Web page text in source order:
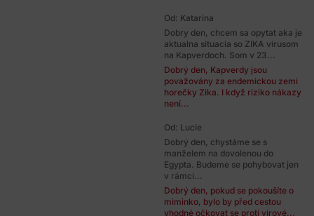
Od: Katarina
Dobry den, chcem sa opytat aka je
aktualna situacia so ZIKA virusom
na Kapverdoch. Som v 23...
Dobrý den, Kapverdy jsou
považovány za endemickou zemi
horečky Zika. I když riziko nákazy
není...
Od: Lucie
Dobrý den, chystáme se s
manželem na dovolenou do
Egypta. Budeme se pohybovat jen
v rámci...
Dobrý den, pokud se pokoušíte o
miminko, bylo by před cestou
vhodné očkovat se proti virové...